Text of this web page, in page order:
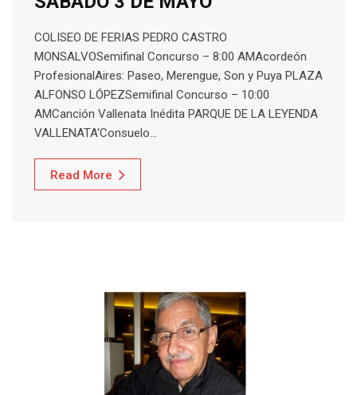
COLISEO DE FERIAS PEDRO CASTRO
MONSALVOSemifinal Concurso – 8:00 AMAcordeón
ProfesionalAires: Paseo, Merengue, Son y Puya PLAZA
ALFONSO LÓPEZSemifinal Concurso – 10:00
AMCanción Vallenata Inédita PARQUE DE LA LEYENDA
VALLENATA‘Consuelo…
Read More